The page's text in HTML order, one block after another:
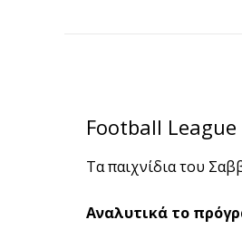
Football League
Τα παιχνίδια του
Αναλυτικά το